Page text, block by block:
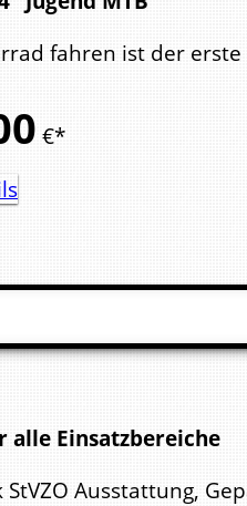
fahren ist der
€*
alle Einsatzbereiche
Ausstattung,